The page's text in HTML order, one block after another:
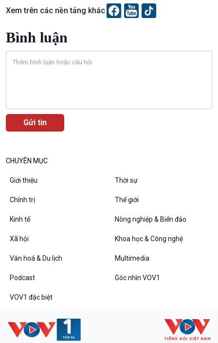
VOV1 đặc biệt
Xem trên các nền tảng khác
Bình luận
CHUYÊN MỤC
Giới thiệu Thời sự
Chính trị Thế giới
Kinh tế Nông nghiệp & Biển đảo
Xã hội Khoa học & Công nghệ
Văn hoá & Du lịch Multimedia
Podcast Góc nhìn VOV1
VOV1 đặc biệt